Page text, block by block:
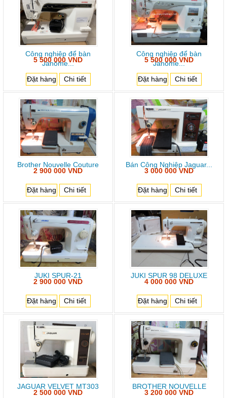
Công nghiệp để bàn
Janome...
5 500 000 VND
Đặt hàng Chi tiết
Công nghiệp để bàn
Janome...
5 500 000 VND
Đặt hàng Chi tiết
Brother Nouvelle Couture
2 900 000 VND
Đặt hàng Chi tiết
Bán Công Nghiệp Jaguar...
3 000 000 VND
Đặt hàng Chi tiết
JUKI SPUR-21
2 900 000 VND
Đặt hàng Chi tiết
JUKI SPUR 98 DELUXE
4 000 000 VND
Đặt hàng Chi tiết
JAGUAR VELVET MT303
2 500 000 VND
BROTHER NOUVELLE
3 200 000 VND